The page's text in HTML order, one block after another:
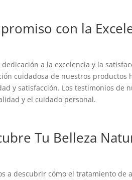
con la
a la excelencia y la
cuidadosa de nuestros
y satisfacción. Los testimonios de
y el cuidado personal.
Tu Belleza
a descubrir cómo el tratamiento de